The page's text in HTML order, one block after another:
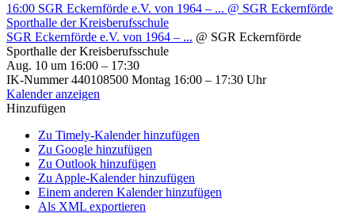
16:00 SGR Eckernförde e.V. von 1964 – ... @ SGR Eckernförde
Sporthalle der Kreisberufsschule
SGR Eckernförde e.V. von 1964 – ... @ SGR Eckernförde
Sporthalle der Kreisberufsschule
Aug. 10 um 16:00 – 17:30
IK-Nummer 440108500 Montag 16:00 – 17:30 Uhr
Kalender anzeigen
Hinzufügen
Zu Timely-Kalender hinzufügen
Zu Google hinzufügen
Zu Outlook hinzufügen
Zu Apple-Kalender hinzufügen
Einem anderen Kalender hinzufügen
Als XML exportieren